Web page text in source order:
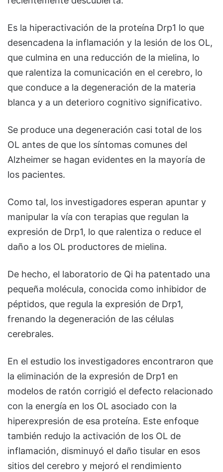
Es la hiperactivación de la proteína Drp1 lo que
desencadena la inflamación y la lesión de los OL,
que culmina en una reducción de la mielina, lo
que ralentiza la comunicación en el cerebro, lo
que conduce a la degeneración de la materia
blanca y a un deterioro cognitivo significativo.
Se produce una degeneración casi total de los
OL antes de que los síntomas comunes del
Alzheimer se hagan evidentes en la mayoría de
los pacientes.
Como tal, los investigadores esperan apuntar y
manipular la vía con terapias que regulan la
expresión de Drp1, lo que ralentiza o reduce el
daño a los OL productores de mielina.
De hecho, el laboratorio de Qi ha patentado una
pequeña molécula, conocida como inhibidor de
péptidos, que regula la expresión de Drp1,
frenando la degeneración de las células
cerebrales.
En el estudio los investigadores encontraron que
la eliminación de la expresión de Drp1 en
modelos de ratón corrigió el defecto relacionado
con la energía en los OL asociado con la
hiperexpresión de esa proteína. Este enfoque
también redujo la activación de los OL de
inflamación, disminuyó el daño tisular en esos
sitios del cerebro y mejoró el rendimiento